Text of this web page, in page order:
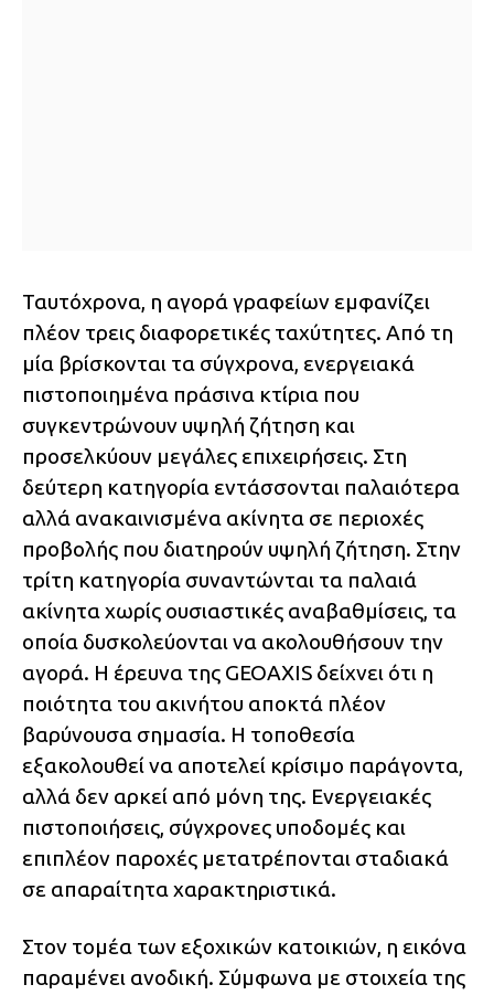
Ταυτόχρονα, η αγορά γραφείων εμφανίζει
πλέον τρεις διαφορετικές ταχύτητες. Από τη
μία βρίσκονται τα σύγχρονα, ενεργειακά
πιστοποιημένα πράσινα κτίρια που
συγκεντρώνουν υψηλή ζήτηση και
προσελκύουν μεγάλες επιχειρήσεις. Στη
δεύτερη κατηγορία εντάσσονται παλαιότερα
αλλά ανακαινισμένα ακίνητα σε περιοχές
προβολής που διατηρούν υψηλή ζήτηση. Στην
τρίτη κατηγορία συναντώνται τα παλαιά
ακίνητα χωρίς ουσιαστικές αναβαθμίσεις, τα
οποία δυσκολεύονται να ακολουθήσουν την
αγορά. Η έρευνα της GEOAXIS δείχνει ότι η
ποιότητα του ακινήτου αποκτά πλέον
βαρύνουσα σημασία. Η τοποθεσία
εξακολουθεί να αποτελεί κρίσιμο παράγοντα,
αλλά δεν αρκεί από μόνη της. Ενεργειακές
πιστοποιήσεις, σύγχρονες υποδομές και
επιπλέον παροχές μετατρέπονται σταδιακά
σε απαραίτητα χαρακτηριστικά.
Στον τομέα των εξοχικών κατοικιών, η εικόνα
παραμένει ανοδική. Σύμφωνα με στοιχεία της